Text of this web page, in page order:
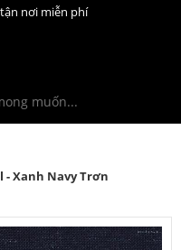
nơi miễn phí
- Xanh Navy Trơn